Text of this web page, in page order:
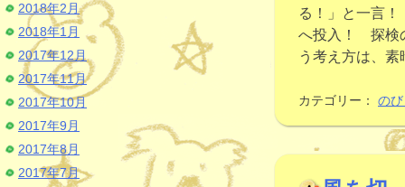
る！」と一言
へ投入！ 探検
う考え方は、
カテゴリー： の
2018年2月
2018年1月
2017年12月
2017年11月
2017年10月
2017年9月
2017年8月
2017年7月